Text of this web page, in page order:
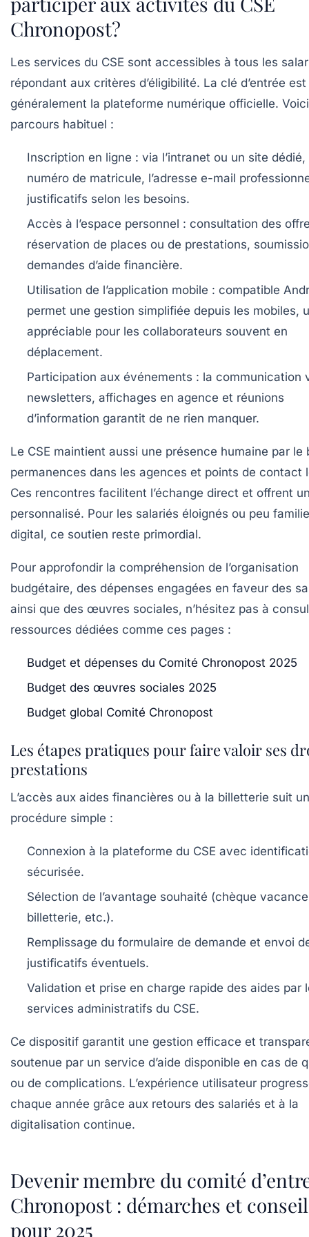
Chronopost?
Les services du CSE sont accessibles à tous les
répondant aux critères d’éligibilité. La clé d’entrée est
généralement la plateforme numérique officielle.
parcours habituel :
Inscription en ligne : via l’intranet ou un site
numéro de matricule, l’adresse e-mail
justificatifs selon les besoins.
Accès à l’espace personnel : consultation des
réservation de places ou de prestations,
demandes d’aide financière.
Utilisation de l’application mobile : compatible
permet une gestion simplifiée depuis les mobiles,
appréciable pour les collaborateurs souvent en
déplacement.
Participation aux événements : la communication
newsletters, affichages en agence et réunions
d’information garantit de ne rien manquer.
Le CSE maintient aussi une présence humaine par le
permanences dans les agences et points de contact
Ces rencontres facilitent l’échange direct et offrent
personnalisé. Pour les salariés éloignés ou peu
digital, ce soutien reste primordial.
Pour approfondir la compréhension de l’organisation
budgétaire, des dépenses engagées en faveur des
ainsi que des œuvres sociales, n’hésitez pas à
ressources dédiées comme ces pages :
Budget et dépenses du Comité Chronopost 2025
Budget des œuvres sociales 2025
Budget global Comité Chronopost
Les étapes pratiques pour faire valoir ses
prestations
L’accès aux aides financières ou à la billetterie suit
procédure simple :
Connexion à la plateforme du CSE avec
sécurisée.
Sélection de l’avantage souhaité (chèque
billetterie, etc.).
Remplissage du formulaire de demande et envoi
justificatifs éventuels.
Validation et prise en charge rapide des aides par
services administratifs du CSE.
Ce dispositif garantit une gestion efficace et
soutenue par un service d’aide disponible en cas de
ou de complications. L’expérience utilisateur
chaque année grâce aux retours des salariés et à la
digitalisation continue.
Devenir membre du comité
Chronopost : démarches et
pour 2025